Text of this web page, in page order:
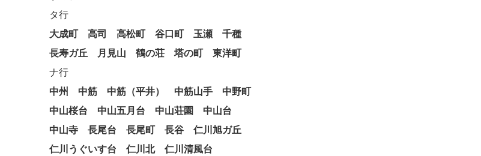
タ行
大成町
高司 高松町 谷口町 玉瀬
千種
長寿ガ丘
月見山 鶴の荘 塔の町
東洋町
ナ行
中州
中筋 中筋（平井） 中筋山手
中野町
中山桜台
中山五月台 中山荘園
中山台
中山寺
長尾台 長尾町 長谷
仁川旭ガ丘
仁川うぐいす台
仁川北
仁川清風台